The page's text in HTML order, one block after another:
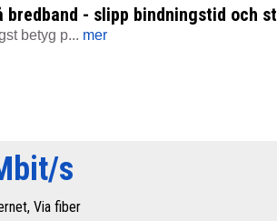
bredband - slipp bindningstid och
betyg p... mer
s
Via fiber